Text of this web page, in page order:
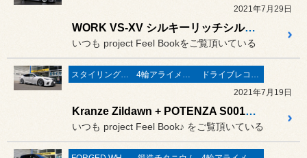
2021年7月29日
WORK VS-XV シルキーリッチシルバー & サンダーボルト ジャパン 鍛造チタニウムホイールナットの装着とアライメント調整作業 ／ 日産 CKV36 スカイラインクーペ･･･ 『スカクー』
いつも project Feel Bookをご覧頂いている
スタイリング系 ホイール＆タイヤ＆エアロパーツ 4輪アライメント測定＆調整
ドライブレコーダー＆レーダー取付
2021年7月19日
Kranze Zildawn + POTENZA S001L RFT 装着 ＆ 足回り “一括お造り”作業 ／ レクサス GVF55 LS500h “EXECUTIVE”
いつも project Feel Book♪ をご覧頂いている